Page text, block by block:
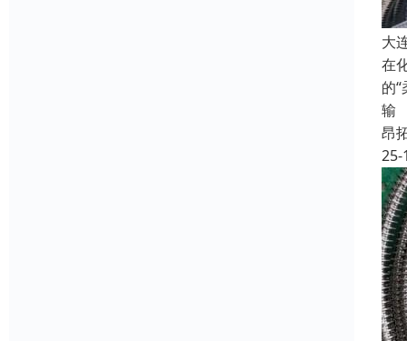
大
在
的
输
昂
25-